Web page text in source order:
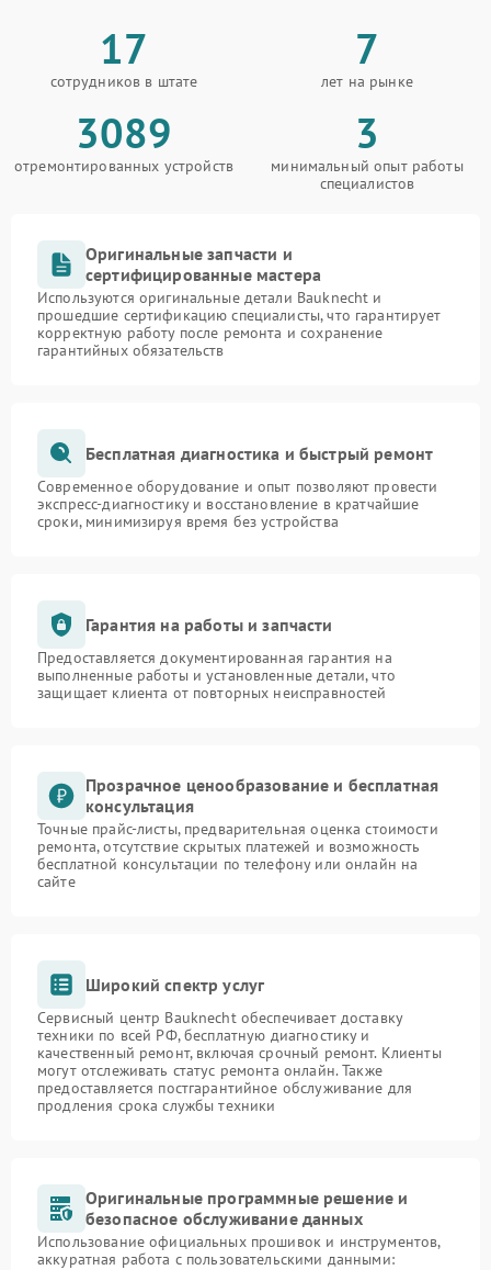
17
сотрудников в штате
7
лет на рынке
3089
отремонтированных устройств
3
минимальный опыт работы
специалистов
Оригинальные запчасти и
сертифицированные мастера
Используются оригинальные детали Bauknecht и
прошедшие сертификацию специалисты, что гарантирует
корректную работу после ремонта и сохранение
гарантийных обязательств
Бесплатная диагностика и быстрый ремонт
Современное оборудование и опыт позволяют провести
экспресс-диагностику и восстановление в кратчайшие
сроки, минимизируя время без устройства
Гарантия на работы и запчасти
Предоставляется документированная гарантия на
выполненные работы и установленные детали, что
защищает клиента от повторных неисправностей
Прозрачное ценообразование и бесплатная
консультация
Точные прайс-листы, предварительная оценка стоимости
ремонта, отсутствие скрытых платежей и возможность
бесплатной консультации по телефону или онлайн на
сайте
Широкий спектр услуг
Сервисный центр Bauknecht обеспечивает доставку
техники по всей РФ, бесплатную диагностику и
качественный ремонт, включая срочный ремонт. Клиенты
могут отслеживать статус ремонта онлайн. Также
предоставляется постгарантийное обслуживание для
продления срока службы техники
Оригинальные программные решение и
безопасное обслуживание данных
Использование официальных прошивок и инструментов,
аккуратная работа с пользовательскими данными: